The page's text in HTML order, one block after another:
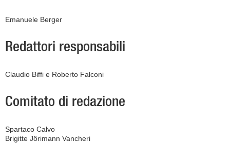
Emanuele Berger
Redattori responsabili
Claudio Biffi e Roberto Falconi
Comitato di redazione
Spartaco Calvo
Brigitte Jörimann Vancheri